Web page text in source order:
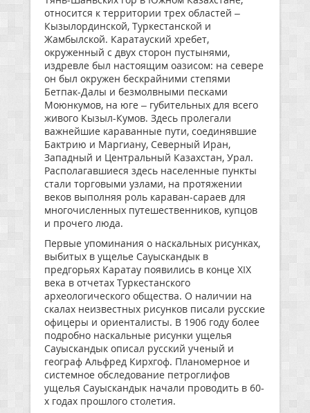
относится к территории трех областей –
Кызылординской, Туркестанской и
Жамбылской. Каратауский хребет,
окруженный с двух сторон пустынями,
издревле был настоящим оазисом: на севере
он был окружен бескрайними степями
Бетпак-Далы и безмолвными песками
Моюнкумов, на юге – губительных для всего
живого Кызыл-Кумов. Здесь пролегали
важнейшие караванные пути, соединявшие
Бактрию и Маргиану, Северный Иран,
Западный и Центральный Казахстан, Урал.
Располагавшиеся здесь населенные пункты
стали торговыми узлами, на протяжении
веков выполняя роль караван-сараев для
многочисленных путешественников, купцов
и прочего люда.
Первые упоминания о наскальных рисунках,
выбитых в ущелье Сауыскандык в
предгорьях Каратау появились в конце XIX
века в отчетах Туркестанского
археологического общества. О наличии на
скалах неизвестных рисунков писали русские
офицеры и ориенталисты. В 1906 году более
подробно наскальные рисунки ущелья
Сауыскандык описал русский ученый и
географ Альфред Кирхгоф. Планомерное и
системное обследование петроглифов
ущелья Сауыскандык начали проводить в 60-
х годах прошлого столетия.